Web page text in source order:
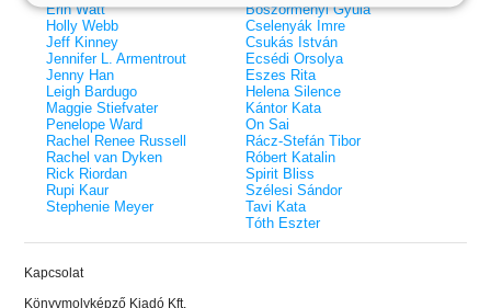
olvasható!
Erin Watt
Holly Webb
Jeff Kinney
Jennifer L. Armentrout
Jenny Han
Leigh Bardugo
Maggie Stiefvater
Penelope Ward
Rachel Renee Russell
Rachel van Dyken
Rick Riordan
Rupi Kaur
Stephenie Meyer
Böszörményi Gyula
Cselenyák Imre
Csukás István
Ecsédi Orsolya
Eszes Rita
Helena Silence
Kántor Kata
On Sai
Rácz-Stefán Tibor
Róbert Katalin
Spirit Bliss
Szélesi Sándor
Tavi Kata
Tóth Eszter
Kapcsolat
Könyvmolyképző Kiadó Kft.